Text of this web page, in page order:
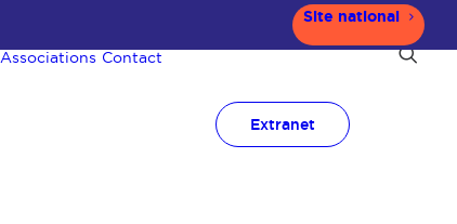
Site national
Associations Contact
Extranet